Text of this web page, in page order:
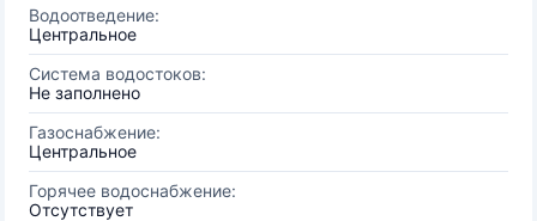
Водоотведение:
Центральное
Система водостоков:
Не заполнено
Газоснабжение:
Центральное
Горячее водоснабжение:
Отсутствует